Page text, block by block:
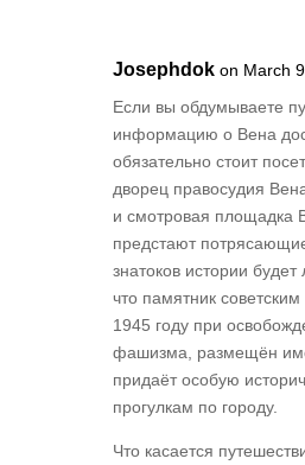
Josephdok on March
Если вы обдумываете
информацию о Вена
обязательно стоит
дворец правосудия
и смотровая площадка
предстают
знатоков истории
что памятник
1945 году при
фашизма, размещён
придаёт особую
прогулкам по городу.
Что касается